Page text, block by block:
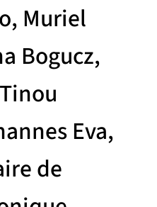
Muriel
Bogucz,
Eva,
de